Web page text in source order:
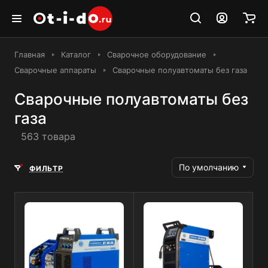
Главная Каталог
Сварочное оборудование
Сварочные аппараты
Сварочные полуавтоматы без газа
Сварочные полуавтоматы без
газа
563 товара
ФИЛЬТР По умолчанию